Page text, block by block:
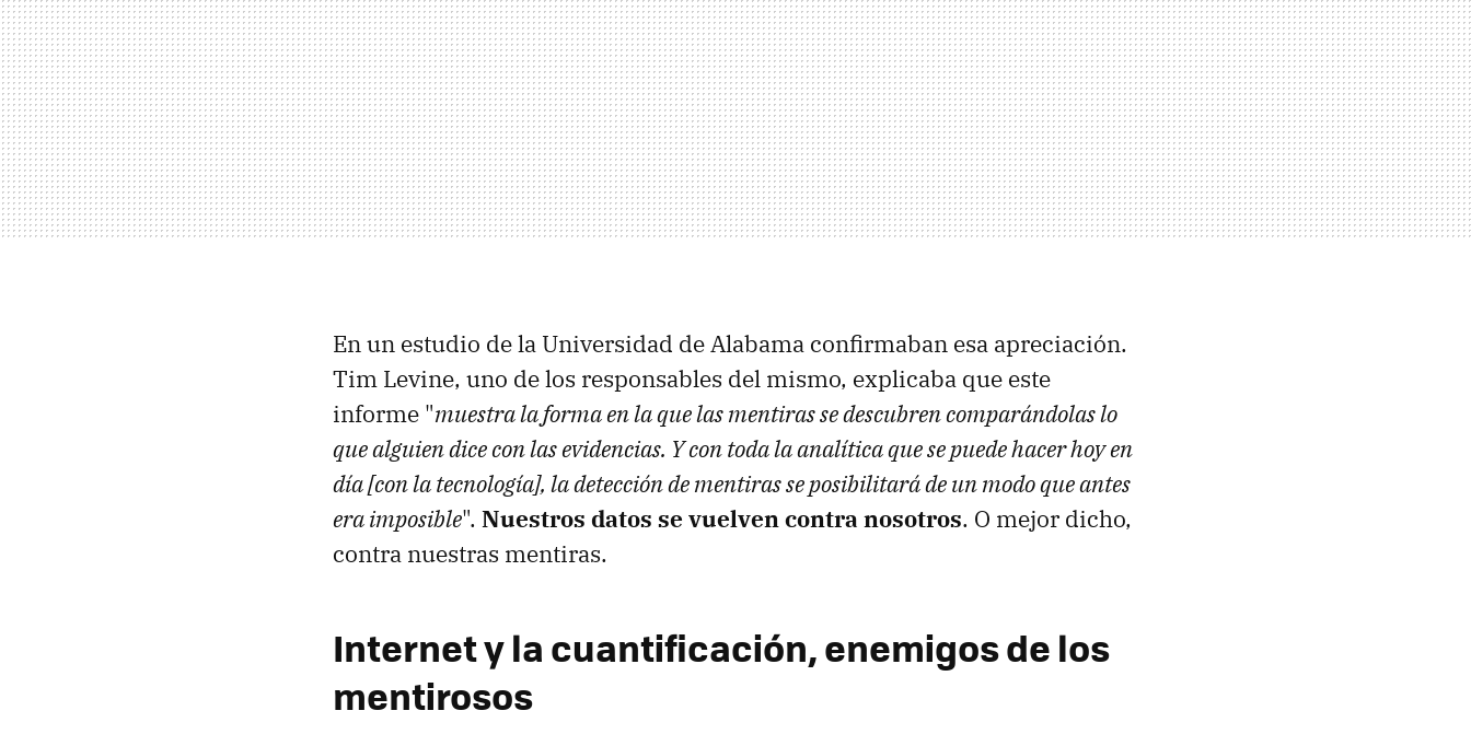
En un estudio de la Universidad de Alabama confirmaban esa apreciación.
Tim Levine, uno de los responsables del mismo, explicaba que este
informe "muestra la forma en la que las mentiras se descubren comparándolas lo
que alguien dice con las evidencias. Y con toda la analítica que se puede hacer hoy en
día [con la tecnología], la detección de mentiras se posibilitará de un modo que antes
era imposible". Nuestros datos se vuelven contra nosotros. O mejor dicho,
contra nuestras mentiras.
Internet y la cuantificación, enemigos de los
mentirosos